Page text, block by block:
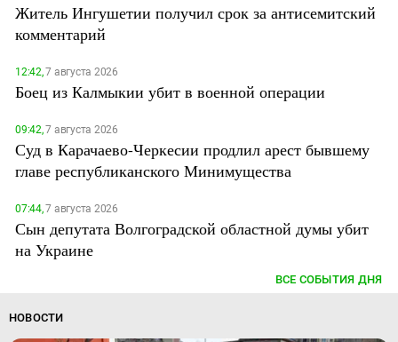
Житель Ингушетии получил срок за антисемитский
комментарий
12:42,7 августа 2026
Боец из Калмыкии убит в военной операции
09:42,7 августа 2026
Суд в Карачаево-Черкесии продлил арест бывшему
главе республиканского Минимущества
07:44,7 августа 2026
Сын депутата Волгоградской областной думы убит
на Украине
ВСЕ СОБЫТИЯ ДНЯ
НОВОСТИ